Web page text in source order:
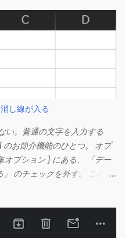
し線が入る
い。普通の文字を入力する
のお節介機能のひとつ。 オプ
プション ] にある、 「デー
のチェックを外す。 この機
、他のセル（取り消し線の書
う一度入力してみます。 今